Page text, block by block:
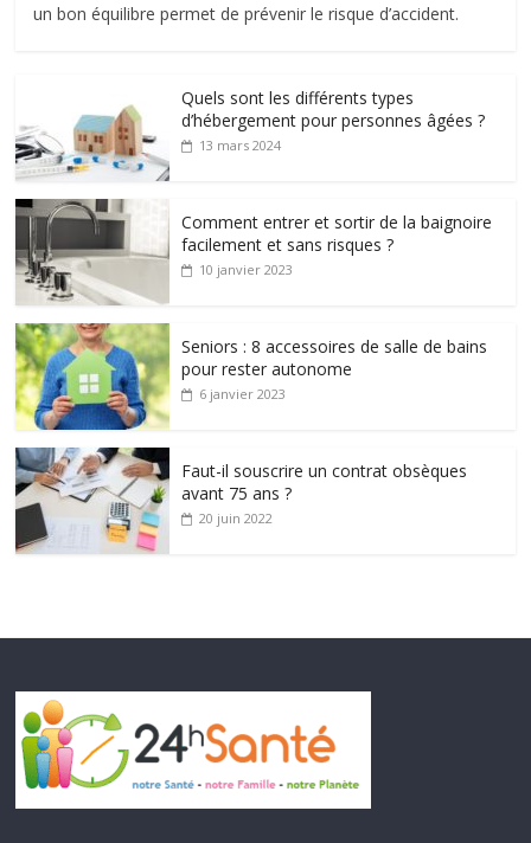
un bon équilibre permet de prévenir le risque d’accident.
Quels sont les différents types
d’hébergement pour personnes âgées ?
13 mars 2024
Comment entrer et sortir de la baignoire
facilement et sans risques ?
10 janvier 2023
Seniors : 8 accessoires de salle de bains
pour rester autonome
6 janvier 2023
Faut-il souscrire un contrat obsèques
avant 75 ans ?
20 juin 2022